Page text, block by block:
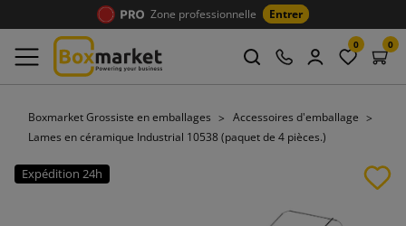
Zone professionnelle Entrer
0 0
Boxmarket Grossiste en emballages
Accessoires d'emballage
Lames en céramique Industrial 10538 (paquet de 4 pièces.)
Expédition 24h